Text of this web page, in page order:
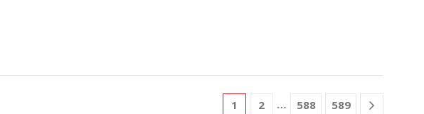
1 2 … 588 589